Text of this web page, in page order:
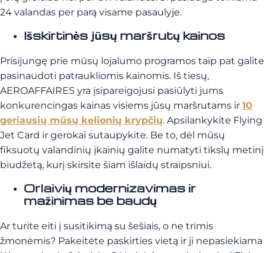
24 valandas per parą visame pasaulyje.
Išskirtinės jūsų maršrutų kainos
Prisijungę prie mūsų lojalumo programos taip pat galite
pasinaudoti patraukliomis kainomis. Iš tiesų,
AEROAFFAIRES yra įsipareigojusi pasiūlyti jums
konkurencingas kainas visiems jūsų maršrutams ir 10
geriausių mūsų kelionių krypčių. Apsilankykite Flying
Jet Card ir gerokai sutaupykite. Be to, dėl mūsų
fiksuotų valandinių įkainių galite numatyti tikslų metinį
biudžetą, kurį skirsite šiam išlaidų straipsniui.
Orlaivių modernizavimas ir
mažinimas be baudų
Ar turite eiti į susitikimą su šešiais, o ne trimis
žmonėmis? Pakeitėte paskirties vietą ir ji nepasiekiama